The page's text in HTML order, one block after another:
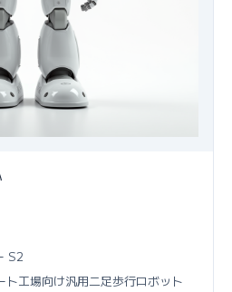
S2
工場向け汎用二足歩行ロボット